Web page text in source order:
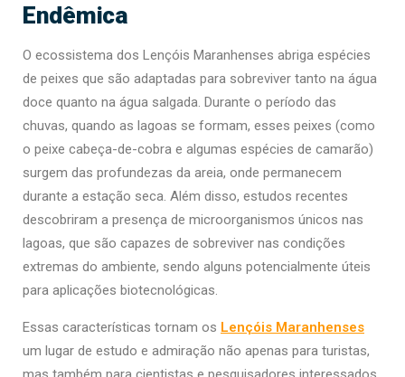
Endêmica
O ecossistema dos Lençóis Maranhenses abriga espécies
de peixes que são adaptadas para sobreviver tanto na água
doce quanto na água salgada. Durante o período das
chuvas, quando as lagoas se formam, esses peixes (como
o peixe cabeça-de-cobra e algumas espécies de camarão)
surgem das profundezas da areia, onde permanecem
durante a estação seca. Além disso, estudos recentes
descobriram a presença de microorganismos únicos nas
lagoas, que são capazes de sobreviver nas condições
extremas do ambiente, sendo alguns potencialmente úteis
para aplicações biotecnológicas.
Essas características tornam os Lençóis Maranhenses
um lugar de estudo e admiração não apenas para turistas,